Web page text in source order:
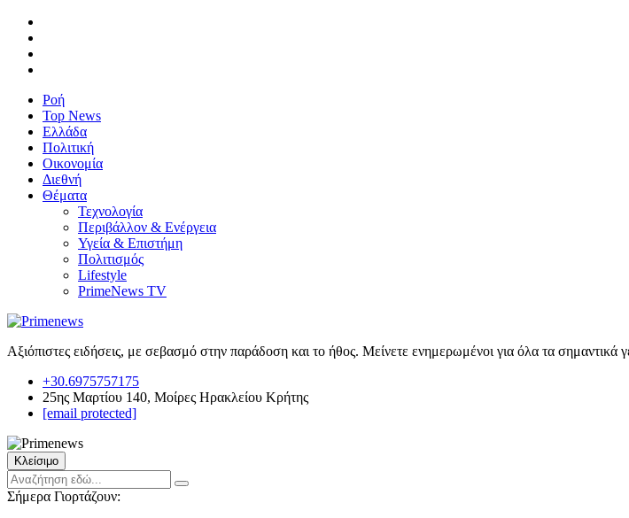
Ροή
Top News
Ελλάδα
Πολιτική
Οικονομία
Διεθνή
Θέματα
Τεχνολογία
Περιβάλλον & Ενέργεια
Υγεία & Επιστήμη
Πολιτισμός
Lifestyle
PrimeNews TV
Αξιόπιστες ειδήσεις, με σεβασμό στην παράδοση και το ήθος. Μείνετε ενημερωμένοι για όλα τα σημαντικά
+30.6975757175
25ης Μαρτίου 140, Μοίρες Ηρακλείου Κρήτης
[email protected]
Κλείσιμο
Σήμερα Γιορτάζουν: